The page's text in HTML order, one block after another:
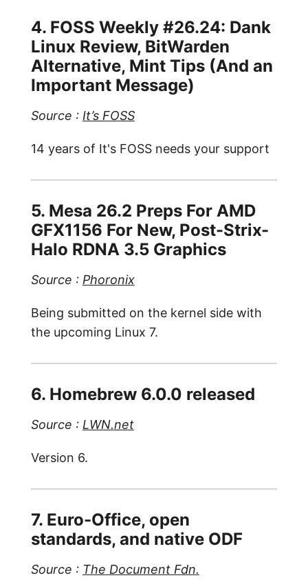
4. FOSS Weekly #26.24: Dank
Linux Review, BitWarden
Alternative, Mint Tips (And an
Important Message)
Source : It’s FOSS
14 years of It's FOSS needs your support
5. Mesa 26.2 Preps For AMD
GFX1156 For New, Post-Strix-
Halo RDNA 3.5 Graphics
Source : Phoronix
Being submitted on the kernel side with
the upcoming Linux 7.
6. Homebrew 6.0.0 released
Source : LWN.net
Version 6.
7. Euro-Office, open
standards, and native ODF
Source : The Document Fdn.